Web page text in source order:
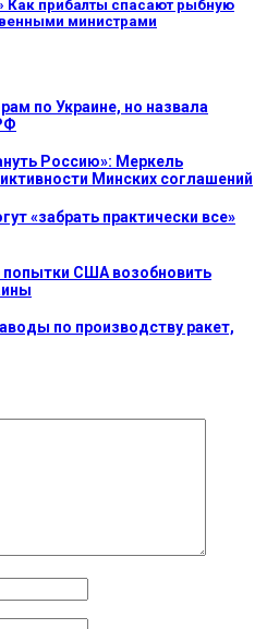
Как прибалты спасают рыбную
министрами
по Украине, но назвала
Россию»: Меркель
Минских соглашений
«забрать практически все»
попытки США возобновить
по производству ракет,